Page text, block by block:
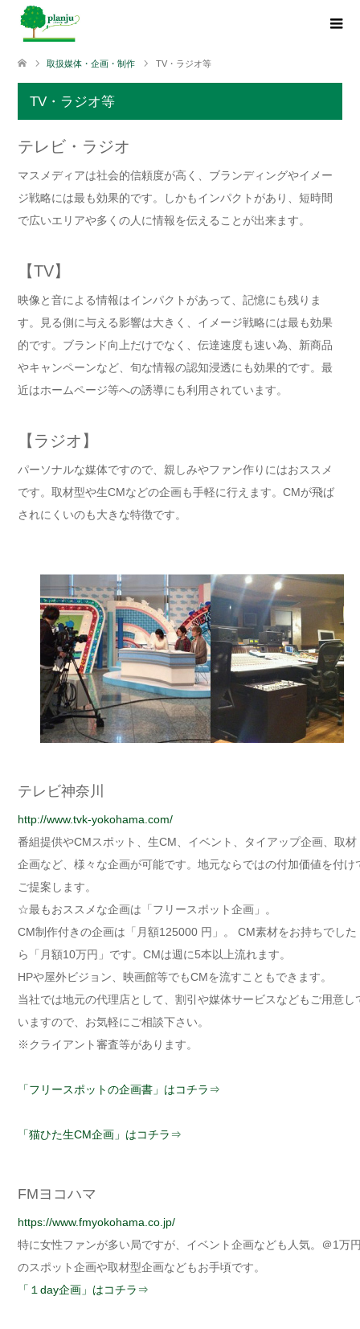
取扱媒体・企画・制作 TV・ラジオ等
TV・ラジオ等
テレビ・ラジオ
マスメディアは社会的信頼度が高く、ブランディングやイメー
ジ戦略には最も効果的です。しかもインパクトがあり、短時間
で広いエリアや多くの人に情報を伝えることが出来ます。
【TV】
映像と音による情報はインパクトがあって、記憶にも残りま
す。見る側に与える影響は大きく、イメージ戦略には最も効果
的です。ブランド向上だけでなく、伝達速度も速い為、新商品
やキャンペーンなど、旬な情報の認知浸透にも効果的です。最
近はホームページ等への誘導にも利用されています。
【ラジオ】
パーソナルな媒体ですので、親しみやファン作りにはおススメ
です。取材型や生CMなどの企画も手軽に行えます。CMが飛ば
されにくいのも大きな特徴です。
テレビ神奈川
http://www.tvk-yokohama.com/
番組提供やCMスポット、生CM、イベント、タイアップ企画、取材
企画など、様々な企画が可能です。地元ならではの付加価値を付け
ご提案します。
☆最もおススメな企画は「フリースポット企画」。
CM制作付きの企画は「月額125000 円」。 CM素材をお持ちでした
ら「月額10万円」です。CMは週に5本以上流れます。
HPや屋外ビジョン、映画館等でもCMを流すこともできます。
当社では地元の代理店として、割引や媒体サービスなどもご用意し
いますので、お気軽にご相談下さい。
※クライアント審査等があります。
「フリースポットの企画書」はコチラ⇒
「猫ひた生CM企画」はコチラ⇒
FMヨコハマ
https://www.fmyokohama.co.jp/
特に女性ファンが多い局ですが、イベント企画なども人気。＠1万
のスポット企画や取材型企画などもお手頃です。
「１day企画」はコチラ⇒